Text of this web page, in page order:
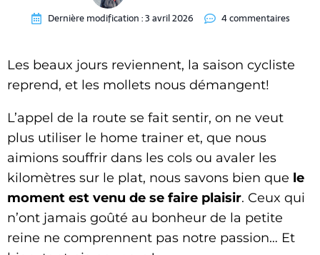
Dernière modification :3 avril 2026 4 commentaires
Les beaux jours reviennent, la saison cycliste
reprend, et les mollets nous démangent!
L’appel de la route se fait sentir, on ne veut
plus utiliser le home trainer et, que nous
aimions souffrir dans les cols ou avaler les
kilomètres sur le plat, nous savons bien que le
moment est venu de se faire plaisir. Ceux qui
n’ont jamais goûté au bonheur de la petite
reine ne comprennent pas notre passion… Et